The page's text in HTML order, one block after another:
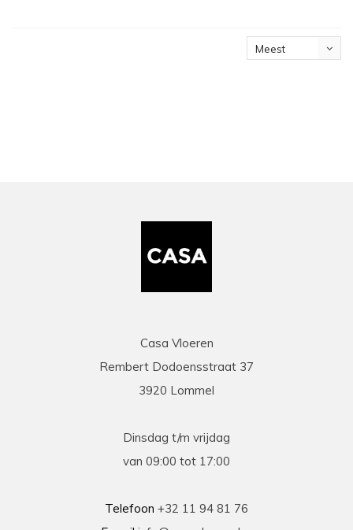
Meest
Casa Vloeren
Rembert Dodoensstraat 37
3920 Lommel
Dinsdag t/m vrijdag
van 09:00 tot 17:00
Telefoon +32 11 94 81 76